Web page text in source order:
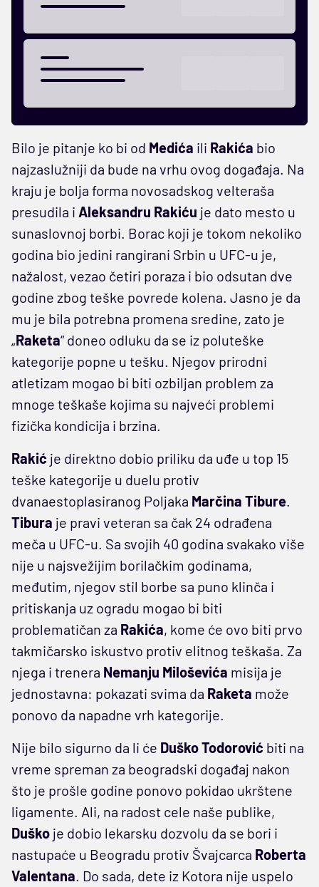
Bilo je pitanje ko bi od Medića ili Rakića bio
najzaslužniji da bude na vrhu ovog događaja. Na
kraju je bolja forma novosadskog velteraša
presudila i Aleksandru Rakiću je dato mesto u
sunaslovnoj borbi. Borac koji je tokom nekoliko
godina bio jedini rangirani Srbin u UFC-u je,
nažalost, vezao četiri poraza i bio odsutan dve
godine zbog teške povrede kolena. Jasno je da
mu je bila potrebna promena sredine, zato je
„Raketa“ doneo odluku da se iz poluteške
kategorije popne u tešku. Njegov prirodni
atletizam mogao bi biti ozbiljan problem za
mnoge teškaše kojima su najveći problemi
fizička kondicija i brzina.
Rakić je direktno dobio priliku da uđe u top 15
teške kategorije u duelu protiv
dvanaestoplasiranog Poljaka Marčina Tibure.
Tibura je pravi veteran sa čak 24 odrađena
meča u UFC-u. Sa svojih 40 godina svakako više
nije u najsvežijim borilačkim godinama,
međutim, njegov stil borbe sa puno klinča i
pritiskanja uz ogradu mogao bi biti
problematičan za Rakića, kome će ovo biti prvo
takmičarsko iskustvo protiv elitnog teškaša. Za
njega i trenera Nemanju Miloševića misija je
jednostavna: pokazati svima da Raketa može
ponovo da napadne vrh kategorije.
Nije bilo sigurno da li će Duško Todorović biti na
vreme spreman za beogradski događaj nakon
što je prošle godine ponovo pokidao ukrštene
ligamente. Ali, na radost cele naše publike,
Duško je dobio lekarsku dozvolu da se bori i
nastupaće u Beogradu protiv Švajcarca Roberta
Valentana. Do sada, dete iz Kotora nije uspelo